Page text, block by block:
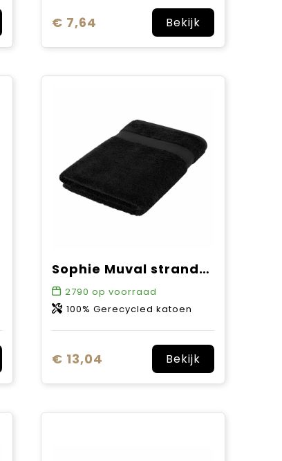
€ 7,64 Bekijk
Sophie Muval strandhanddoek gerecycled 180x100 cm, 450 gr/m²
2790 op voorraad
100% Gerecycled katoen
€ 13,04 Bekijk